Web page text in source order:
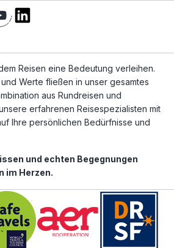
Reisen eine Bedeutung verleihen.
Werte fließen in unser gesamtes
aus Rundreisen und
erfahrenen Reisespezialisten mit
Ihre persönlichen Bedürfnisse und
und echten Begegnungen
im Herzen.